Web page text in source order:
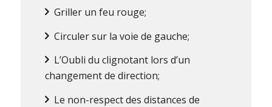
Griller un feu rouge;
Circuler sur la voie de gauche;
L’Oubli du clignotant lors d’un
changement de direction;
Le non-respect des distances de